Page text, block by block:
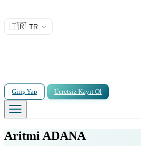
🇹🇷 TR
Giriş Yap Ücretsiz Kayıt Ol
Aritmi ADANA